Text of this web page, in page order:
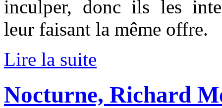
inculper, donc ils les
leur faisant la même offre.
Lire la suite
Nocturne, Richard